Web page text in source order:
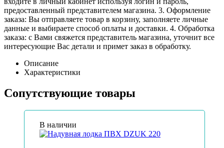
предоставленный представителем магазина. 3. Оформление
заказа: Вы отправляете товар в корзину, заполняете личные
данные и выбираете способ оплаты и доставки. 4. Обработка
заказа: с Вами свяжется представитель магазина, уточнит все
интересующие Вас детали и примет заказ в обработку.
Описание
Характеристики
Сопутствующие товары
В наличии